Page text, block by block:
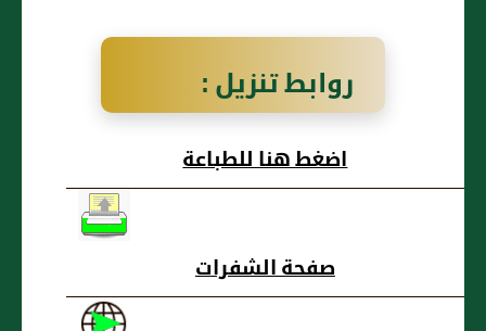
روابط تنزيل :
مسلم بن عَبد الله
أَبو النضر شامي
اضغط هنا للطباعة
صفحة الشفرات